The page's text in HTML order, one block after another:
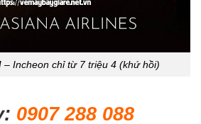
– Incheon chỉ từ 7 triệu 4 (khứ hồi)
0907 288 088